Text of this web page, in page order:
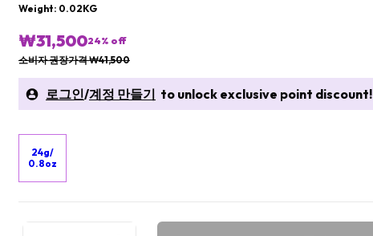
Weight: 0.02KG
₩31,50024% off
소비자 권장가격 ₩41,500
로그인/계정 만들기 to unlock exclusive point discount!
24g/
0.8oz